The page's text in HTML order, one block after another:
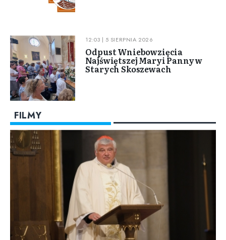
12:03 | 5 SIERPNIA 2026
Odpust Wniebowzięcia
Najświętszej Maryi Panny w
Starych Skoszewach
FILMY